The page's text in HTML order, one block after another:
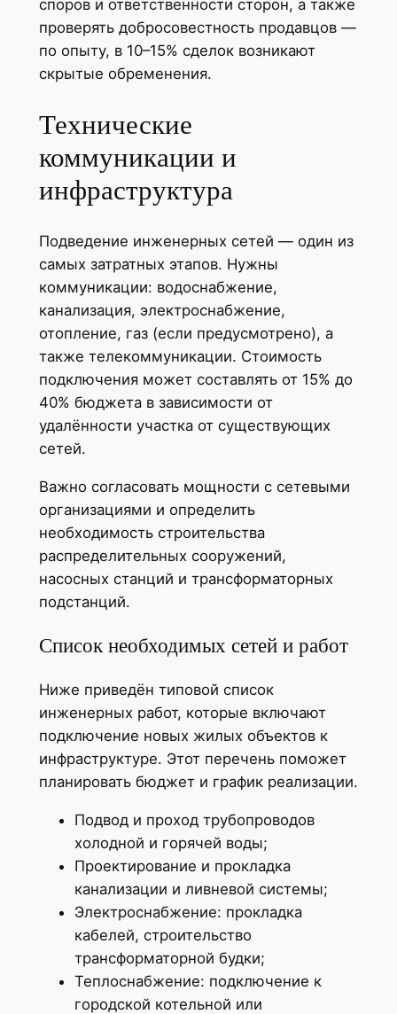
споров и ответственности сторон, а также
проверять добросовестность продавцов —
по опыту, в 10–15% сделок возникают
скрытые обременения.
Технические
коммуникации и
инфраструктура
Подведение инженерных сетей — один из
самых затратных этапов. Нужны
коммуникации: водоснабжение,
канализация, электроснабжение,
отопление, газ (если предусмотрено), а
также телекоммуникации. Стоимость
подключения может составлять от 15% до
40% бюджета в зависимости от
удалённости участка от существующих
сетей.
Важно согласовать мощности с сетевыми
организациями и определить
необходимость строительства
распределительных сооружений,
насосных станций и трансформаторных
подстанций.
Список необходимых сетей и работ
Ниже приведён типовой список
инженерных работ, которые включают
подключение новых жилых объектов к
инфраструктуре. Этот перечень поможет
планировать бюджет и график реализации.
Подвод и проход трубопроводов
холодной и горячей воды;
Проектирование и прокладка
канализации и ливневой системы;
Электроснабжение: прокладка
кабелей, строительство
трансформаторной будки;
Теплоснабжение: подключение к
городской котельной или